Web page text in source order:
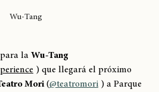
para la Wu-Tang
) que llegará el próximo